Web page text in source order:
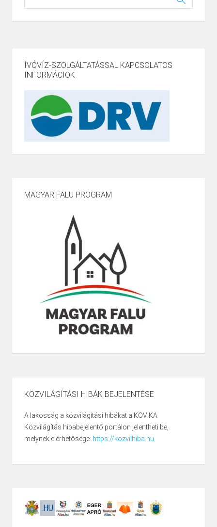
ÍVÓVÍZ-SZOLGÁLTATÁSSAL KAPCSOLATOS
INFORMÁCIÓK
MAGYAR FALU PROGRAM
KÖZVILÁGÍTÁSI HIBÁK BEJELENTÉSE
A lakosság a közvilágítási hibákat a KOVIKA
Közvilágítás hibabejelentő portálon jelentheti be,
melynek elérhetősége: https://kozvilhiba.hu